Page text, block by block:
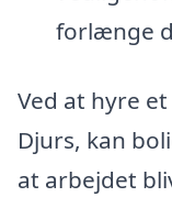
forlænge
Ved at hyre
Djurs, kan
at arbejdet